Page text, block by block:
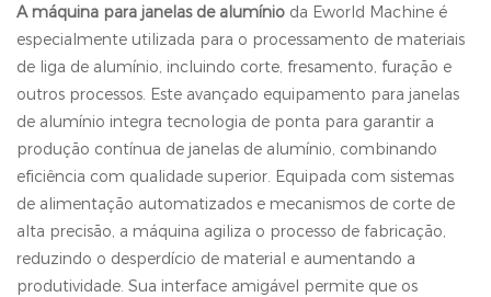
A máquina para janelas de alumínio da Eworld Machine é
especialmente utilizada para o processamento de materiais
de liga de alumínio, incluindo corte, fresamento, furação e
outros processos. Este avançado equipamento para janelas
de alumínio integra tecnologia de ponta para garantir a
produção contínua de janelas de alumínio, combinando
eficiência com qualidade superior. Equipada com sistemas
de alimentação automatizados e mecanismos de corte de
alta precisão, a máquina agiliza o processo de fabricação,
reduzindo o desperdício de material e aumentando a
produtividade. Sua interface amigável permite que os